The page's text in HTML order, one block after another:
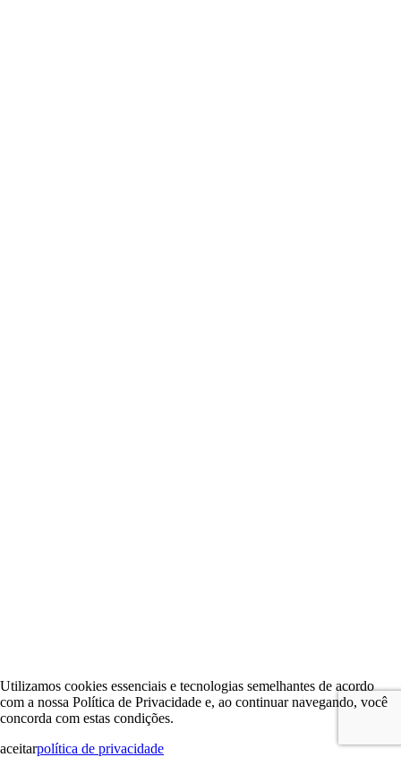
Utilizamos cookies essenciais e tecnologias semelhantes de acordo
com a nossa Política de Privacidade e, ao continuar navegando, você
concorda com estas condições.
aceitarpolítica de privacidade